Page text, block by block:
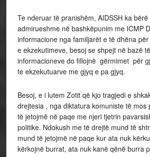
Te nderuar të pranishëm, AIDSSH ka
admirueshme në bashkëpunim me ICMP
informacione nga familjarët e të dhëna
e ekzekutimeve, besoj se shpejt në bazë
informacioneve do fillojnë gërmimet për
te ekzekutuarve me gjyq e pa gjyq.
Besoj, e i lutem Zotit që kjo tragjedi e
drejtesia , nga diktatura komuniste të mos
të jetojmë në paqe me njeri tjetrin
politike. Ndokush me të drejtë mund të
mund të jetojmë në paqe kur ata nuk
kërkojnë burrat, ata nuk kanë qënë burra